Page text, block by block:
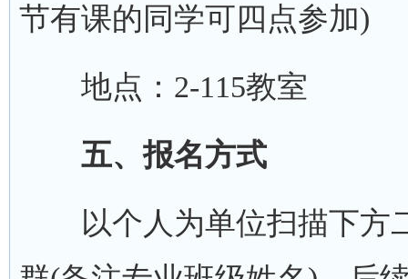
节有课的同学可四点参加)
地点：2-115教室
五、报名方式
以个人为单位扫描下方